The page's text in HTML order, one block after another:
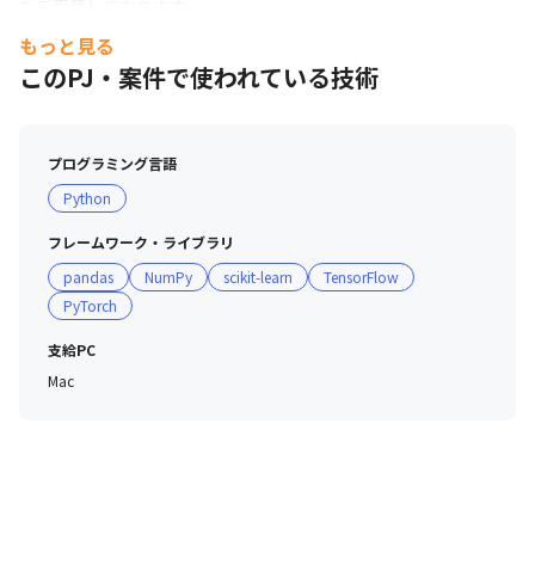
もっと見る
このPJ・案件で使われている技術
プログラミング言語
Python
フレームワーク・ライブラリ
pandas
NumPy scikit-learn
TensorFlow
PyTorch
支給PC
Mac